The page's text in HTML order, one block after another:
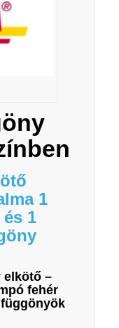
1
1
elkötő –
fehér